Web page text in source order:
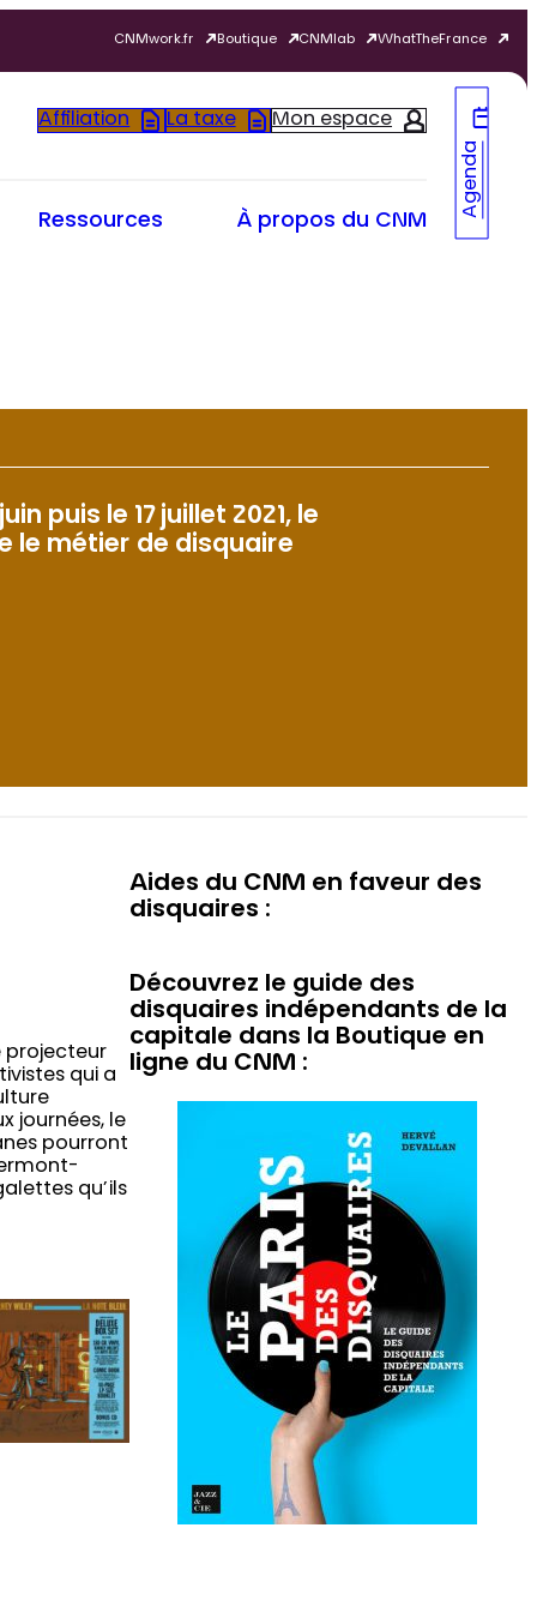
CNMwork.fr Boutique CNMlab WhatTheFrance
Affiliation La taxe Mon espace
Ressources À propos du CNM
Agenda
puis le 17 juillet 2021, le
le métier de disquaire
projecteur
qui a
journées, le
pourront
qu’ils
Aides du CNM en faveur des
disquaires :
Découvrez le guide des
disquaires indépendants de la
capitale dans la Boutique en
ligne du CNM :